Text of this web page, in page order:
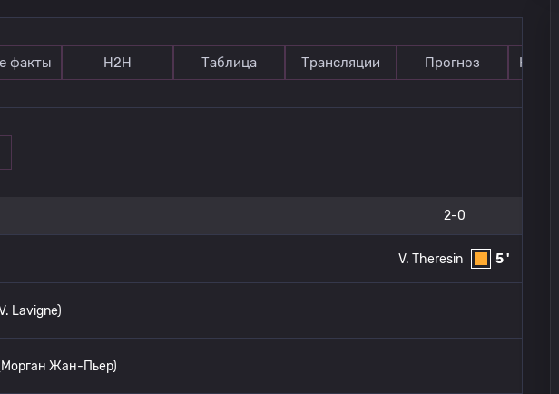
факты Н2Н Таблица Трансляции Прогноз
2-0
5 '
V. Theresin
Lavigne)
Жан-Пьер)